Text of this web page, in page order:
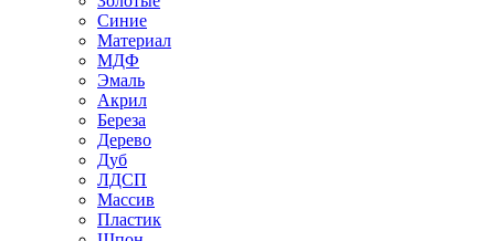
Синие
Материал
МДФ
Эмаль
Акрил
Береза
Дерево
Дуб
ЛДСП
Массив
Пластик